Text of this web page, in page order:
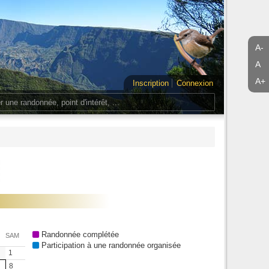
A-
A
A+
Inscription
Connexion
SAM
1
8
Randonnée complétée
Participation à une randonnée organisée